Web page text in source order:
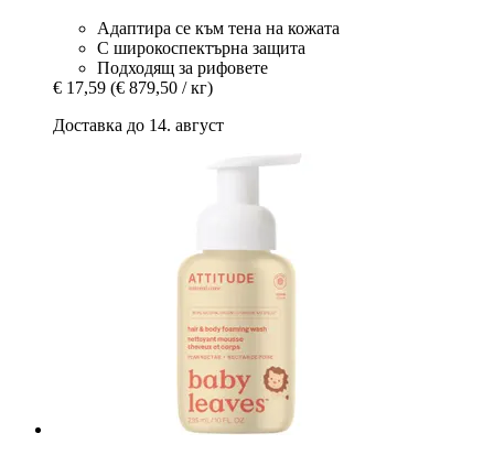
Адаптира се към тена на кожата
С широкоспектърна защита
Подходящ за рифовете
€ 17,59 (€ 879,50 / кг)
Доставка до 14. август